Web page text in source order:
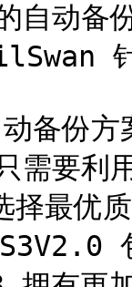
自动备
针
备份方
需要
最优